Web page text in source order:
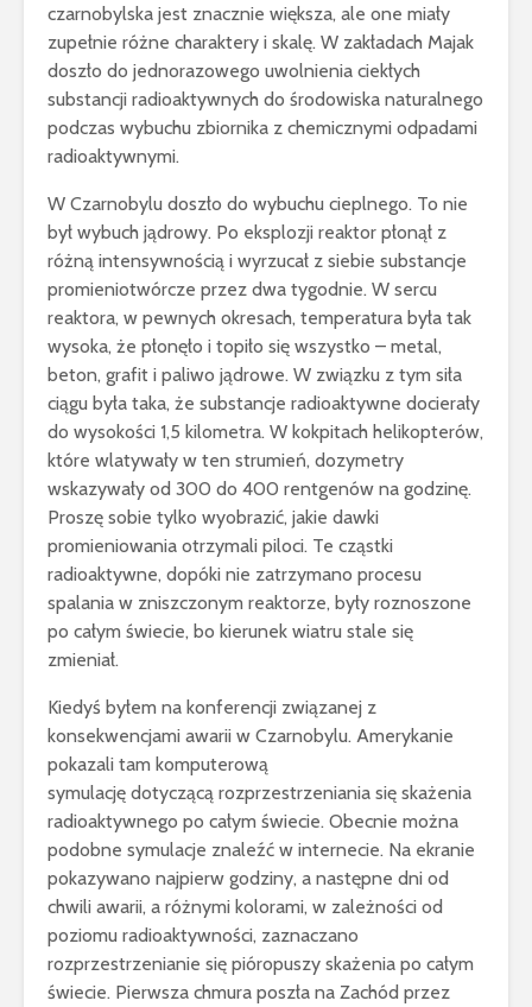
czarnobylska jest znacznie większa, ale one miały
zupełnie różne charaktery i skalę. W zakładach Majak
doszło do jednorazowego uwolnienia ciekłych
substancji radioaktywnych do środowiska naturalnego
podczas wybuchu zbiornika z chemicznymi odpadami
radioaktywnymi.
W Czarnobylu doszło do wybuchu cieplnego. To nie
był wybuch jądrowy. Po eksplozji reaktor płonął z
różną intensywnością i wyrzucał z siebie substancje
promieniotwórcze przez dwa tygodnie. W sercu
reaktora, w pewnych okresach, temperatura była tak
wysoka, że płonęło i topiło się wszystko – metal,
beton, grafit i paliwo jądrowe. W związku z tym siła
ciągu była taka, że substancje radioaktywne docierały
do wysokości 1,5 kilometra. W kokpitach helikopterów,
które wlatywały w ten strumień, dozymetry
wskazywały od 300 do 400 rentgenów na godzinę.
Proszę sobie tylko wyobrazić, jakie dawki
promieniowania otrzymali piloci. Te cząstki
radioaktywne, dopóki nie zatrzymano procesu
spalania w zniszczonym reaktorze, były roznoszone
po całym świecie, bo kierunek wiatru stale się
zmieniał.
Kiedyś byłem na konferencji związanej z
konsekwencjami awarii w Czarnobylu. Amerykanie
pokazali tam komputerową
symulację dotyczącą rozprzestrzeniania się skażenia
radioaktywnego po całym świecie. Obecnie można
podobne symulacje znaleźć w internecie. Na ekranie
pokazywano najpierw godziny, a następne dni od
chwili awarii, a różnymi kolorami, w zależności od
poziomu radioaktywności, zaznaczano
rozprzestrzenianie się pióropuszy skażenia po całym
świecie. Pierwsza chmura poszła na Zachód przez